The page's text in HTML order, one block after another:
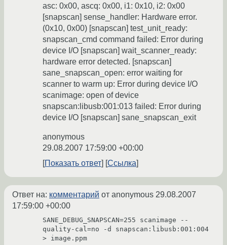
asc: 0x00, ascq: 0x00, i1: 0x10, i2: 0x00
[snapscan] sense_handler: Hardware error.
(0x10, 0x00) [snapscan] test_unit_ready:
snapscan_cmd command failed: Error during
device I/O [snapscan] wait_scanner_ready:
hardware error detected. [snapscan]
sane_snapscan_open: error waiting for
scanner to warm up: Error during device I/O
scanimage: open of device
snapscan:libusb:001:013 failed: Error during
device I/O [snapscan] sane_snapscan_exit
anonymous
29.08.2007 17:59:00 +00:00
Показать ответ
Ссылка
Ответ на: комментарий от anonymous 29.08.2007
17:59:00 +00:00
SANE_DEBUG_SNAPSCAN=255 scanimage --
quality-cal=no -d snapscan:libusb:001:004
> image.ppm